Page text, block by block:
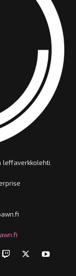
leffaverkkolehti.